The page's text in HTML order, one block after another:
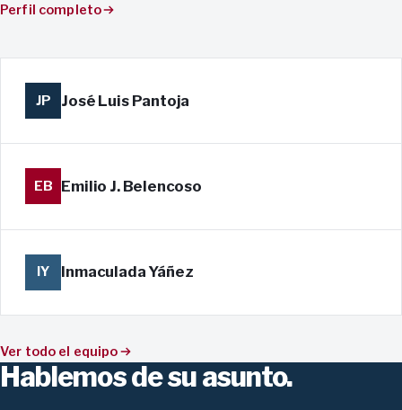
Perfil completo
JP José Luis Pantoja
EB Emilio J. Belencoso
IY Inmaculada Yáñez
Ver todo el equipo
Hablemos de su asunto.